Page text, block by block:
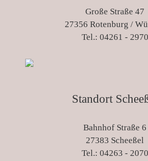
Große Straße 47
27356 Rotenburg /
Tel.: 04261 - 2970
Standort
Bahnhof Straße 6
27383 Scheeßel
Tel.: 04263 - 2070